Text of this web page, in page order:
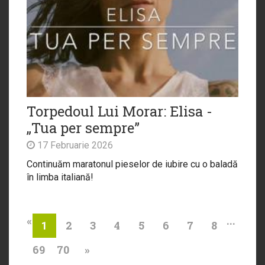
Torpedoul Lui Morar: Elisa -
„Tua per sempre”
17 Februarie 2026
Continuăm maratonul pieselor de iubire cu o baladă
în limba italiană!
« 1 2 3 4 5 6 7 8 ...
69 70 »